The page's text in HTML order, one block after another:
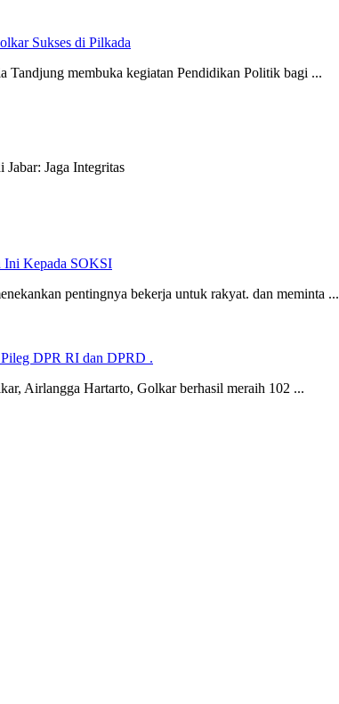
Sukses di Pilkada
membuka kegiatan Pendidikan Politik bagi ...
Jaga Integritas
Ini Kepada SOKSI
pentingnya bekerja untuk rakyat. dan meminta ...
DPR RI dan DPRD .
Airlangga Hartarto, Golkar berhasil meraih 102 ...